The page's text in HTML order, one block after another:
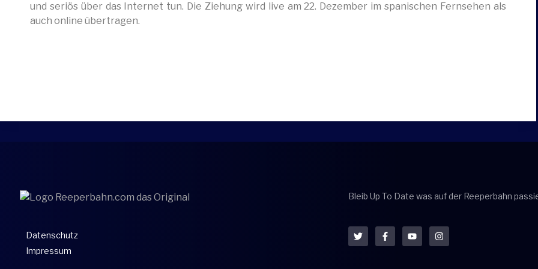
und seriös über das Internet tun. Die Ziehung wird live am 22. Dezember im spanischen Fernsehen als
auch online übertragen.
Datenschutz
Impressum
Bleib Up To Date was auf der Reeperbahn